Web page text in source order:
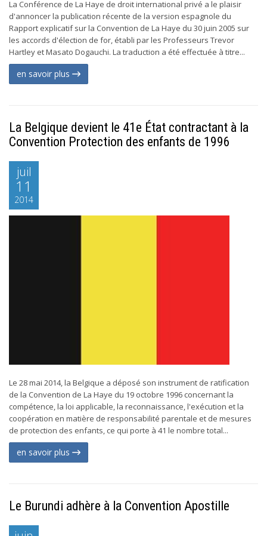
La Conférence de La Haye de droit international privé a le plaisir
d'annoncer la publication récente de la version espagnole du
Rapport explicatif sur la Convention de La Haye du 30 juin 2005 sur
les accords d'élection de for, établi par les Professeurs Trevor
Hartley et Masato Dogauchi. La traduction a été effectuée à titre...
en savoir plus
La Belgique devient le 41e État contractant à la
Convention Protection des enfants de 1996
juil
11
2014
Le 28 mai 2014, la Belgique a déposé son instrument de ratification
de la Convention de La Haye du 19 octobre 1996 concernant la
compétence, la loi applicable, la reconnaissance, l'exécution et la
coopération en matière de responsabilité parentale et de mesures
de protection des enfants, ce qui porte à 41 le nombre total...
en savoir plus
Le Burundi adhère à la Convention Apostille